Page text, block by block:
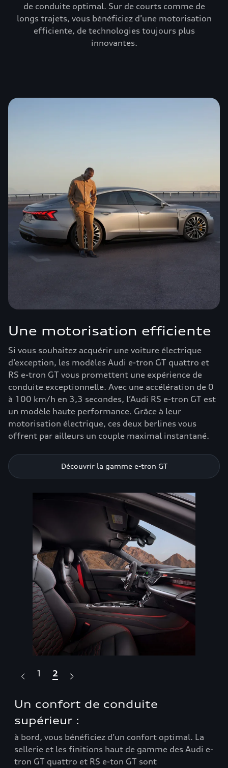
de conduite optimal. Sur de courts comme de
longs trajets, vous bénéficiez d’une motorisation
efficiente, de technologies toujours plus
innovantes.
Une motorisation efficiente
Si vous souhaitez acquérir une voiture électrique
d’exception, les modèles Audi e-tron GT quattro et
RS e-tron GT vous promettent une expérience de
conduite exceptionnelle. Avec une accélération de 0
à 100 km/h en 3,3 secondes, l’Audi RS e-tron GT est
un modèle haute performance. Grâce à leur
motorisation électrique, ces deux berlines vous
offrent par ailleurs un couple maximal instantané.
Découvrir la gamme e-tron GT
Un confort de conduite
supérieur :
à bord, vous bénéficiez d’un confort optimal. La
sellerie et les finitions haut de gamme des Audi e-
tron GT quattro et RS e-ton GT sont
1 2